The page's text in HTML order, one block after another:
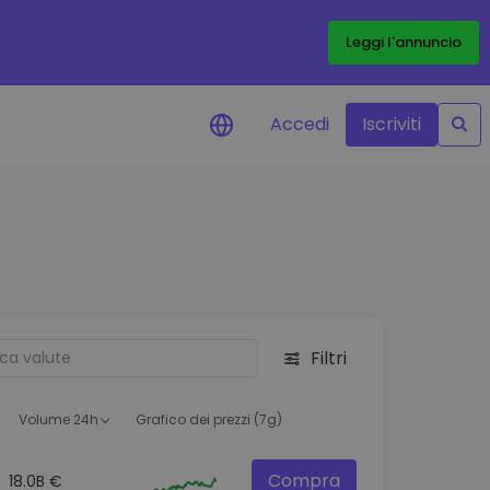
Leggi l'annuncio
utili per performance
Accedi Iscriviti
Filtri
Volume 24h Grafico dei prezzi (7g)
18.0B € Compra